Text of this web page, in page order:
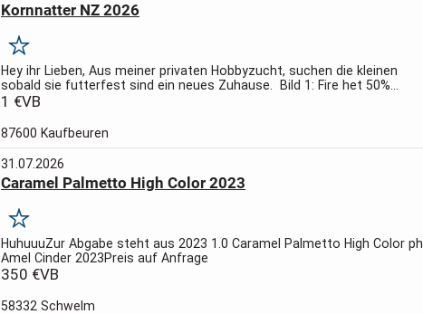
Kornnatter NZ 2026
Merken
Hey ihr Lieben, Aus meiner privaten Hobbyzucht, suchen die kleinen
sobald sie futterfest sind ein neues Zuhause.
Bild 1: Fire het 50%
Palmetto
1 €VB
87600 Kaufbeuren
31.07.2026
Caramel Palmetto High Color 2023
Merken
HuhuuuZur Abgabe steht aus 2023 1.0 Caramel Palmetto High Color ph
Amel Cinder 2023Preis auf Anfrage
350 €VB
58332 Schwelm